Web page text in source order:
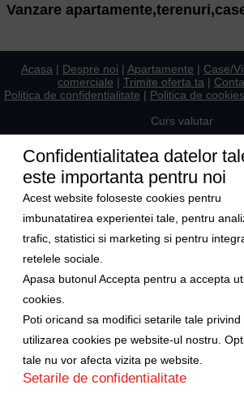
Vanzare
Acasa | Despre noi | Apartamente | Case/
comerciale | Trimite oferta ta |
Politica de confidentialitate | Politica de cookies
Curs valutar
1 USD = 4.5480 RON
Ne gasiti si pe
Copyright © 2009-2026 Axa
Confidentialitatea datelor
este importanta pentru noi
Acest website foloseste cookies pentru
imbunatatirea experientei tale, pentru
trafic, statistici si marketing si pentru
retelele sociale.
Apasa butonul Accepta pentru a accepta
cookies.
Poti oricand sa modifici setarile tale privind
utilizarea cookies pe website-ul nostru.
tale nu vor afecta vizita pe website.
Setarile de confidentialitate